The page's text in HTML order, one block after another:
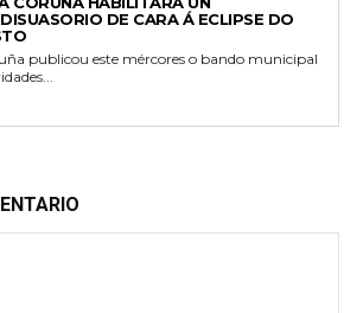
DE CARA Á ECLIPSE DO
publicou este mércores o bando municipal